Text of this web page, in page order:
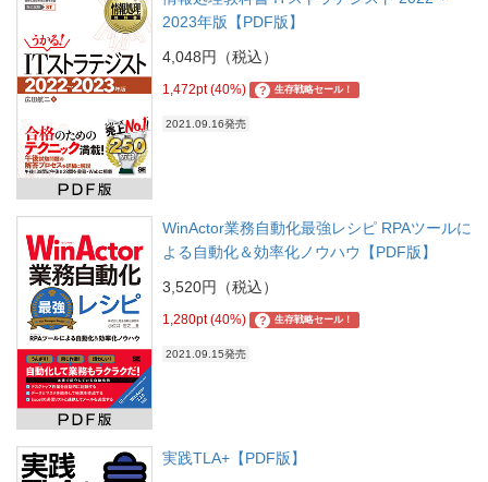
2023年版【PDF版】
4,048円（税込）
1,472pt (40%) ? 生存戦略セール！
2021.09.16発売
WinActor業務自動化最強レシピ RPAツールに
よる自動化＆効率化ノウハウ【PDF版】
3,520円（税込）
1,280pt (40%) ? 生存戦略セール！
2021.09.15発売
実践TLA+【PDF版】